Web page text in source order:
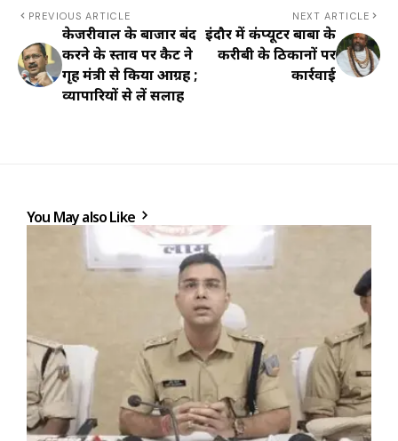
PREVIOUS ARTICLE
केजरीवाल के बाजार बंद
करने के प्रस्ताव पर कैट ने
गृह मंत्री से किया आग्रह ;
व्यापारियों से लें सलाह
NEXT ARTICLE
इंदौर में कंप्यूटर बाबा के
करीबी के ठिकानों पर
कार्रवाई
You May also Like